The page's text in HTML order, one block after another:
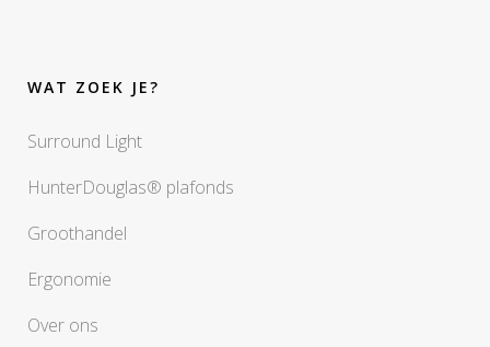
WAT ZOEK JE?
Surround Light
HunterDouglas® plafonds
Groothandel
Ergonomie
Over ons